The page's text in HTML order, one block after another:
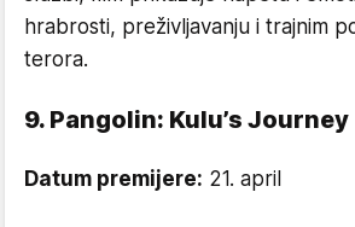
hrabrosti, preživljavanju i trajnim
terora.
9. Pangolin: Kulu’s Journey
Datum premijere: 21. april